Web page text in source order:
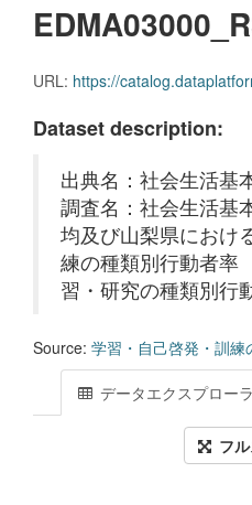
URL: https://catalog.dataplatform-yamanashi.jp/dataset/d65cc869-70c5-4b02-97f1-
Dataset description:
出典名：社会生活基
調査名：社会生活基
均及び山梨県におけ
練の種類別行動者率
習・研究の種類別行
Source: 学習・自己啓発・訓練
データエクスプロー
フ